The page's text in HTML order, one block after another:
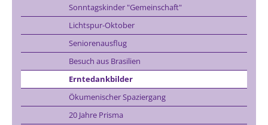
Sonntagskinder "Gemeinschaft"
Lichtspur-Oktober
Seniorenausflug
Besuch aus Brasilien
Erntedankbilder
Ökumenischer Spaziergang
20 Jahre Prisma